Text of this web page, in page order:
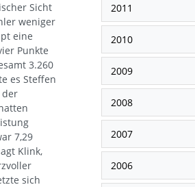
Sicht
weniger
eine
Punkte
3.260
es Steffen
der
7,29
Klink,
sich
2011
2010
2009
2008
2007
2006